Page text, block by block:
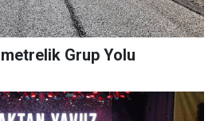
Grup Yolu